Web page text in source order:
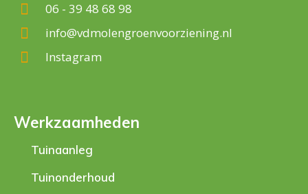
06 - 39 48 68 98
info@vdmolengroenvoorziening.nl
Instagram
Werkzaamheden
Tuinaanleg
Tuinonderhoud